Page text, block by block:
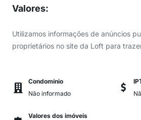
Valores:
Utilizamos informações de anúncios
proprietários no site da Loft para
Condomínio
Não informado
Valores dos imóveis